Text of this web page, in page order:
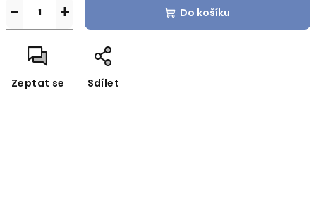
+
− Do košíku
Zeptat se Sdílet